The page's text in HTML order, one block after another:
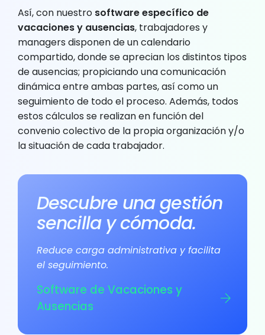
Así, con nuestro software específico de
vacaciones y ausencias, trabajadores y
managers disponen de un calendario
compartido, donde se aprecian los distintos tipos
de ausencias; propiciando una comunicación
dinámica entre ambas partes, así como un
seguimiento de todo el proceso. Además, todos
estos cálculos se realizan en función del
convenio colectivo de la propia organización y/o
la situación de cada trabajador.
Descubre una gestión
sencilla y cómoda.
Reduce carga administrativa y facilita
el seguimiento.
Software de Vacaciones y
Ausencias